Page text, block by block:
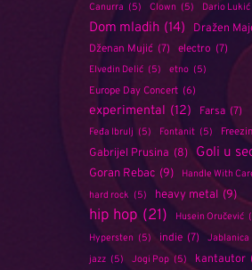
Canurra (5) Clown (5) Dario Lukić
Dom mladih (14) Dražen
Dženan Mujić (7) electro (7)
Elvedin Delić (5) etno (5)
Europe Day Concert (6)
experimental (12) Farsa (7)
Feđa Ibrulj (5) Fontanit (5)
Gabrijel Prusina (8) Goli u
Goran Rebac (9) Handle With
hard rock (5) heavy metal (9)
hip hop (21) Husein Oručević
Hypersten (5) indie (7) Jablanica
jazz (5) Jogi Pop (5) kantautor